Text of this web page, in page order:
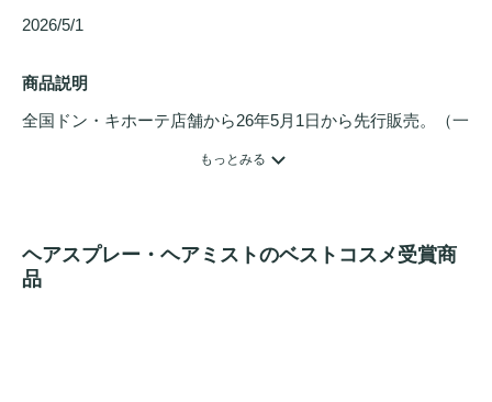
2026/5/1
商品説明
全国ドン・キホーテ店舗から26年5月1日から先行販売。（一
扱いやすい髪へ。外出先でも使いやすい軽やかな使用感。
*1：加水分解
もっとみる
ヘアスプレー・ヘアミストのベストコスメ受賞商
品